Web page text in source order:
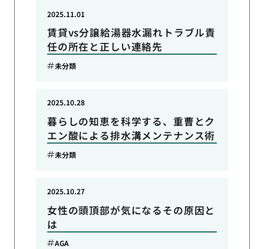
賃貸vs分譲給湯器水漏れトラブル責
任の所在と正しい連絡先
2025.11.01
未分類
暮らしの知恵を科学する、重曹とク
エン酸による排水溝メンテナンス術
2025.10.28
未分類
女性の頭頂部が気になるその原因と
は
2025.10.27
AGA